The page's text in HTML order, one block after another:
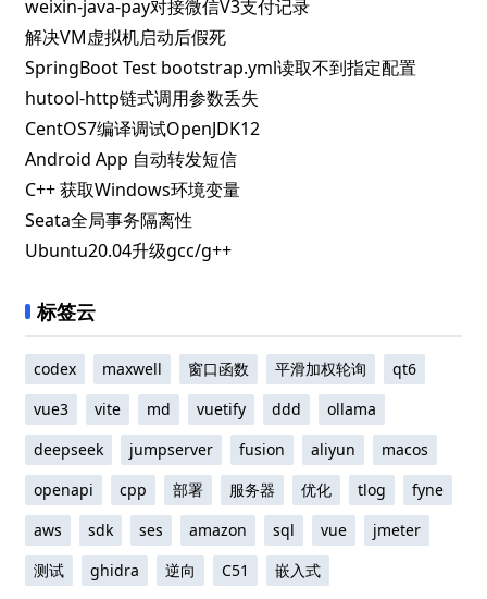
weixin-java-pay对接微信V3支付记录
解决VM虚拟机启动后假死
SpringBoot Test bootstrap.yml读取不到指定配置
hutool-http链式调用参数丢失
CentOS7编译调试OpenJDK12
Android App 自动转发短信
C++ 获取Windows环境变量
Seata全局事务隔离性
Ubuntu20.04升级gcc/g++
标签云
codex maxwell 窗口函数 平滑加权轮询
qt6
vue3
vite md vuetify ddd
ollama
deepseek
jumpserver fusion aliyun
macos
openapi
cpp 部署 服务器 优化 tlog
fyne
aws
sdk ses amazon sql vue
jmeter
测试
ghidra 逆向 C51 嵌入式